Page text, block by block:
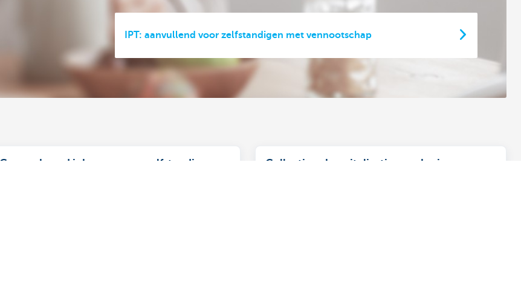
IPT: aanvullend voor zelfstandigen met vennootschap
Gewaarborgd inkomen voor zelfstandigen Collectieve hospitalisatieverzekering